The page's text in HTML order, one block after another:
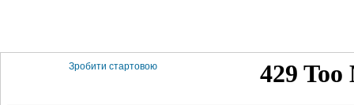
Зробити стартовою